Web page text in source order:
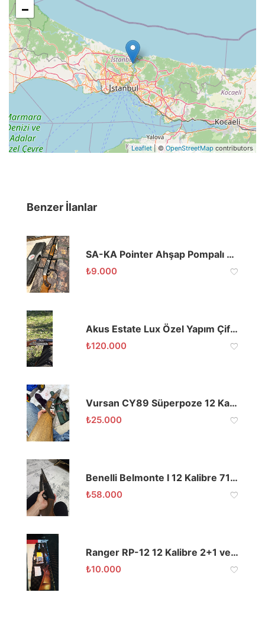
−
Leaflet | ©OpenStreetMap contributors
Benzer İlanlar
SA-KA Pointer Ahşap Pompalı 12 Kalibre
₺9.000
Akus Estate Lux Özel Yapım Çifte
₺120.000
Vursan CY89 Süperpoze 12 Kalibre 71 Namlu
₺25.000
Benelli Belmonte I 12 Kalibre 71 Namlu
₺58.000
Ranger RP-12 12 Kalibre 2+1 ve 5+1 Şarjörlü
₺10.000